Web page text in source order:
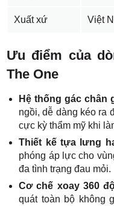
Xuất xứ Việt
Ưu điểm của
The One
Hệ thống gác chân
ngồi, dễ dàng kéo ra
cực kỳ thẩm mỹ khi
Thiết kế tựa lưng
phóng áp lực cho
đa tình trạng đau mỏi.
Cơ chế xoay 360
quát toàn bộ không